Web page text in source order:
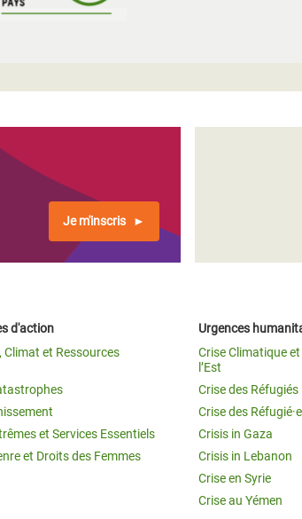
Je m'inscris
d'action
et Ressources
et Services Essentiels
et Droits des Femmes
Urgences
Crise Climatique
l’Est
Crise des
Crise des
Crisis in Gaza
Crisis in Lebanon
Crise en Syrie
Crise au Yémen